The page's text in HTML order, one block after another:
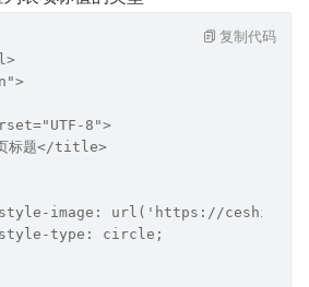
8">
标题</title>
image: url('https://
type: circle;
复制代码